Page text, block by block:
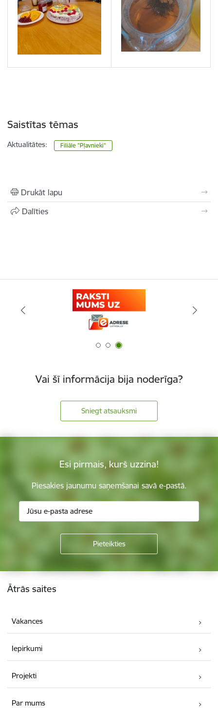
Saistītas tēmas
Aktualitātes: Filiāle "Pļavnieki"
Drukāt lapu
Dalīties
Vai šī informācija bija noderīga?
Sniegt atsauksmi
Esi pirmais, kurš uzzina!
Piesakies jaunumu saņemšanai savā e-pastā.
Kājene
Ātrās saites
Vakances
Iepirkumi
Projekti
Par mums